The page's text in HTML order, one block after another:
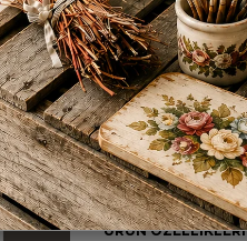
TAVSIYE ET
ÜRÜN ÖZELLIKLERI